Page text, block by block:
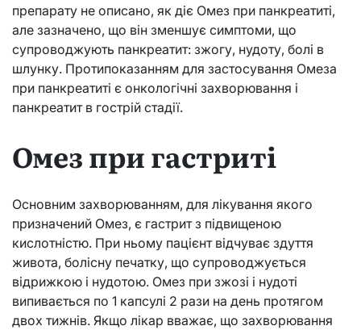
препарату не описано, як діє Омез при панкреатиті,
але зазначено, що він зменшує симптоми, що
супроводжують панкреатит: зжогу, нудоту, болі в
шлунку. Протипоказанням для застосування Омеза
при панкреатиті є онкологічні захворювання і
панкреатит в гострій стадії.
Омез при гастриті
Основним захворюванням, для лікування якого
призначений Омез, є гастрит з підвищеною
кислотністю. При ньому пацієнт відчуває здуття
живота, болісну печатку, що супроводжується
відрижкою і нудотою. Омез при зжозі і нудоті
випивається по 1 капсулі 2 рази на день протягом
двох тижнів. Якщо лікар вважає, що захворювання